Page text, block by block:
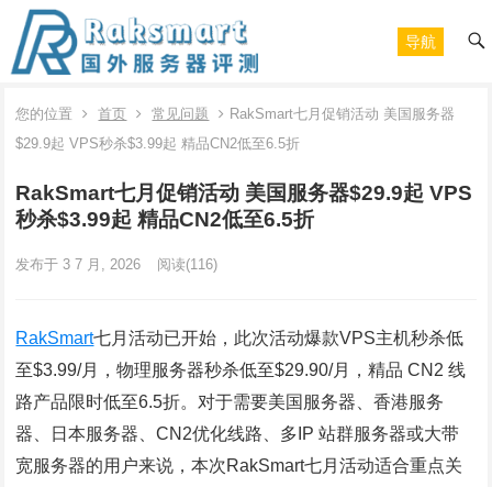
导航
您的位置 首页 常见问题
RakSmart七月促销活动 美国服务器
$29.9起 VPS秒杀$3.99起 精品CN2低至6.5折
RakSmart七月促销活动 美国服务器$29.9起 VPS
秒杀$3.99起 精品CN2低至6.5折
发布于 3 7 月, 2026 阅读(116)
RakSmart七月活动已开始，此次活动爆款VPS主机秒杀低
至$3.99/月，物理服务器秒杀低至$29.90/月，精品 CN2 线
路产品限时低至6.5折。对于需要美国服务器、香港服务
器、日本服务器、CN2优化线路、多IP 站群服务器或大带
宽服务器的用户来说，本次RakSmart七月活动适合重点关